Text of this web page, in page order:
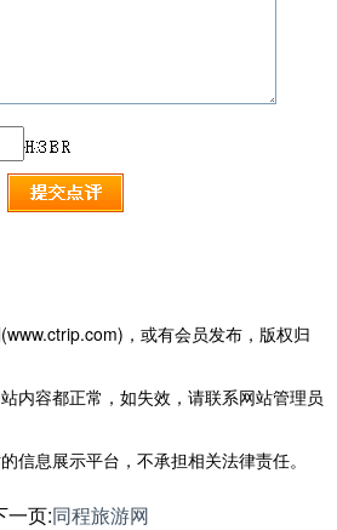
(www.ctrip.com)，或有会员发布，版权归
内容都正常，如失效，请联系网站管理员
信息展示平台，不承担相关法律责任。
一页:同程旅游网